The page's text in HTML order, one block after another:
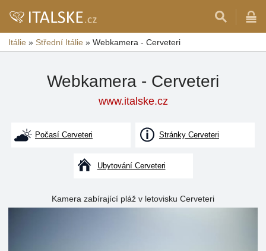
Itálie » Střední Itálie » Webkamera - Cerveteri
Webkamera - Cerveteri
www.italske.cz
Počasí Cerveteri Stránky Cerveteri
Ubytování Cerveteri
Kamera zabírající pláž v letovisku Cerveteri